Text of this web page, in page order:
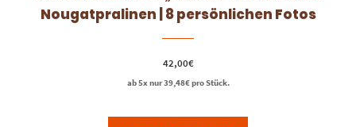
Nougatpralinen | 8 persönlichen Fotos
42,00€
ab 5x nur39,48€pro Stück.